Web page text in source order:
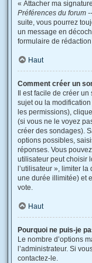
« Attacher ma
Préférences du forum
suite, vous pourrez
un message en
formulaire de
Haut
Comment créer un
Il est facile de créer
sujet ou la
les permissions),
(si vous ne le voyez
créer des sondages).
options possibles,
réponses. Vous
utilisateur peut choisir
l’utilisateur », limiter
une durée illimitée) et
vote.
Haut
Pourquoi ne puis-je
Le nombre d’options
l’administrateur. Si
contactez-le.